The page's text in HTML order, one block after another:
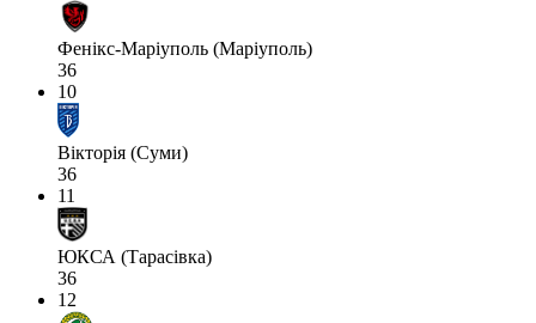
Фенікс-Маріуполь (Маріуполь)
36
10
Вікторія (Суми)
36
11
ЮКСА (Тарасівка)
36
12